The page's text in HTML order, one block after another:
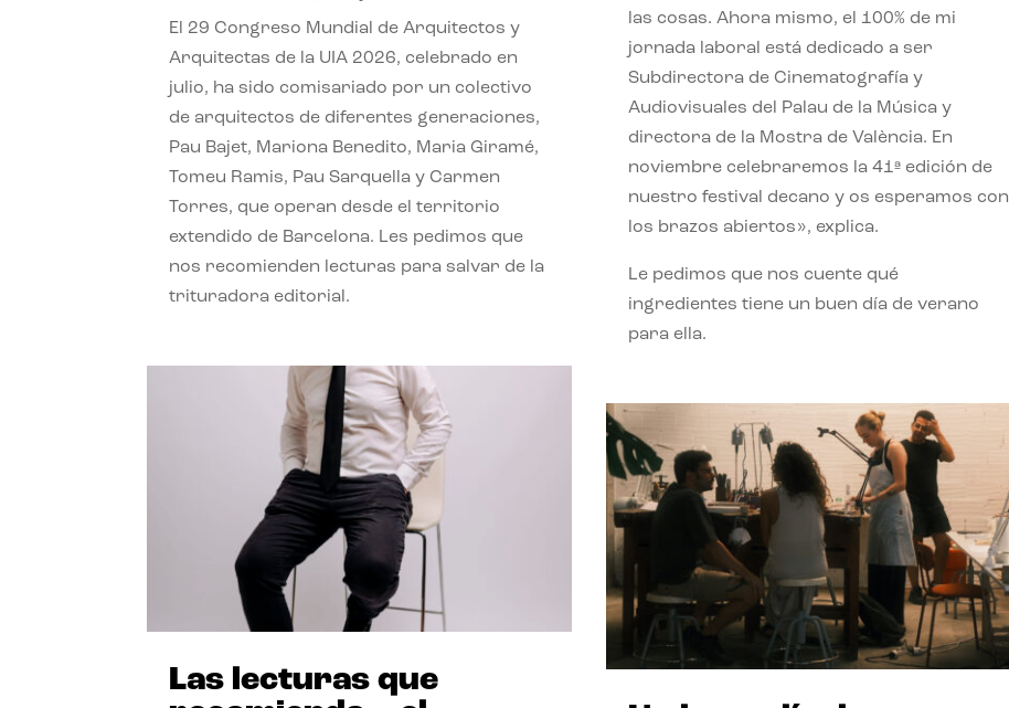
El 29 Congreso Mundial de Arquitectos y
Arquitectas de la UIA 2026, celebrado en
julio, ha sido comisariado por un colectivo
de arquitectos de diferentes generaciones,
Pau Bajet, Mariona Benedito, Maria Giramé,
Tomeu Ramis, Pau Sarquella y Carmen
Torres, que operan desde el territorio
extendido de Barcelona. Les pedimos que
nos recomienden lecturas para salvar de la
trituradora editorial.
Las lecturas que
las cosas. Ahora mismo, el 100% de mi
jornada laboral está dedicado a ser
Subdirectora de Cinematografía y
Audiovisuales del Palau de la Música y
directora de la Mostra de València. En
noviembre celebraremos la 41ª edición de
nuestro festival decano y os esperamos con
los brazos abiertos», explica.
Le pedimos que nos cuente qué
ingredientes tiene un buen día de verano
para ella.